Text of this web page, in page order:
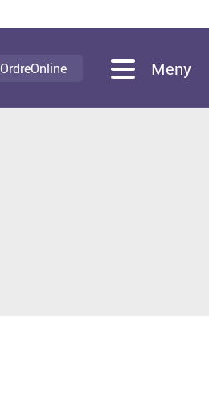
Meny
OrdreOnline